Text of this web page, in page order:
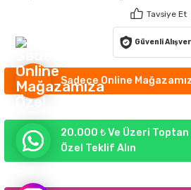
Tavsiye Et
Güvenli
Sadece Online
20.000 ₺ Ve Üzeri
Özel Teklif Alın